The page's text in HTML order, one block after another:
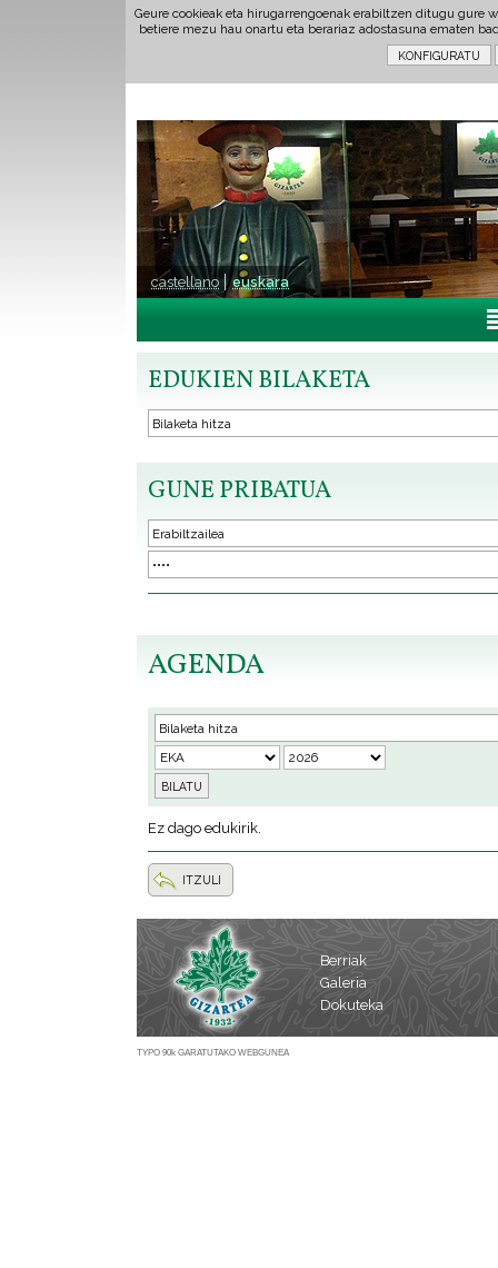
Geure cookieak eta hirugarrengoenak erabiltzen ditugu gure
betiere mezu hau onartu eta berariaz adostasuna ematen
castellano euskara
EDUKIEN BILAKETA
GUNE PRIBATUA
AGENDA
Ez dago edukirik.
ITZULI
Berriak
Galeria
Dokuteka
TYPO 90k GARATUTAKO WEBGUNEA